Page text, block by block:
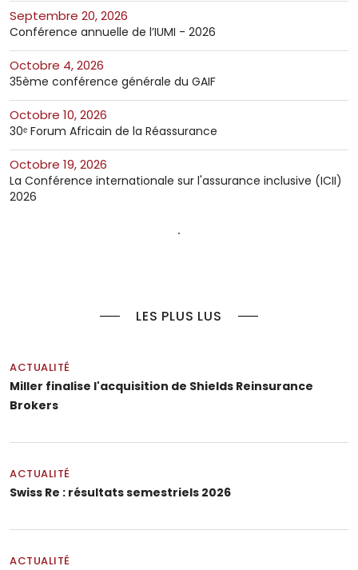
septembre 20, 2026
Conférence annuelle de l’IUMI - 2026
octobre 4, 2026
35ème conférence générale du GAIF
octobre 10, 2026
30ᵉ Forum Africain de la Réassurance
octobre 19, 2026
La Conférence internationale sur l'assurance inclusive (ICII)
2026
LES PLUS LUS
ACTUALITÉ
Miller finalise l'acquisition de Shields Reinsurance
Brokers
ACTUALITÉ
Swiss Re : résultats semestriels 2026
ACTUALITÉ